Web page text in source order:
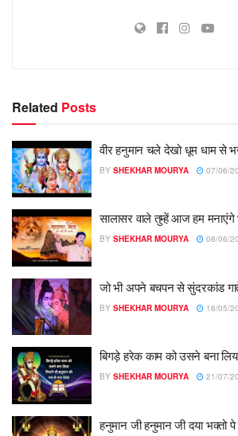
Related Posts
वीर हनुमान चले देखो धूम धाम से
BY SHEKHAR MOURYA 07/06/
सालासर वाले तुम्हें आज हम
BY SHEKHAR MOURYA 08/06/
जो भी अपने बचपन से सुंदरकांड
BY SHEKHAR MOURYA 16/05/
बिगड़े हरेक काम को उसने बना
BY SHEKHAR MOURYA 21/07/
हनुमान जी हनुमान जी दया भक्तो